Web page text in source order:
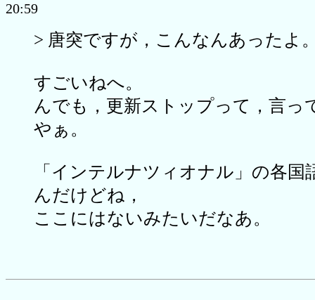
20:59
> 唐突ですが，こんなんあったよ
すごいねへ。
んでも，更新ストップって，言っ
やぁ。
「インテルナツィオナル」の各国
んだけどね，
ここにはないみたいだなあ。